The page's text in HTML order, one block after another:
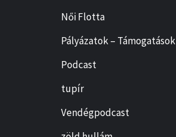
Női Flotta
Pályázatok – Támogatások
Podcast
tupír
Vendégpodcast